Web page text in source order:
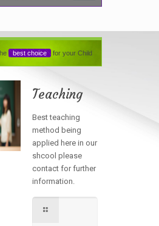
best choice for your Child
Teaching
Best teaching
method being
applied here in our
shcool please
contact for further
information.